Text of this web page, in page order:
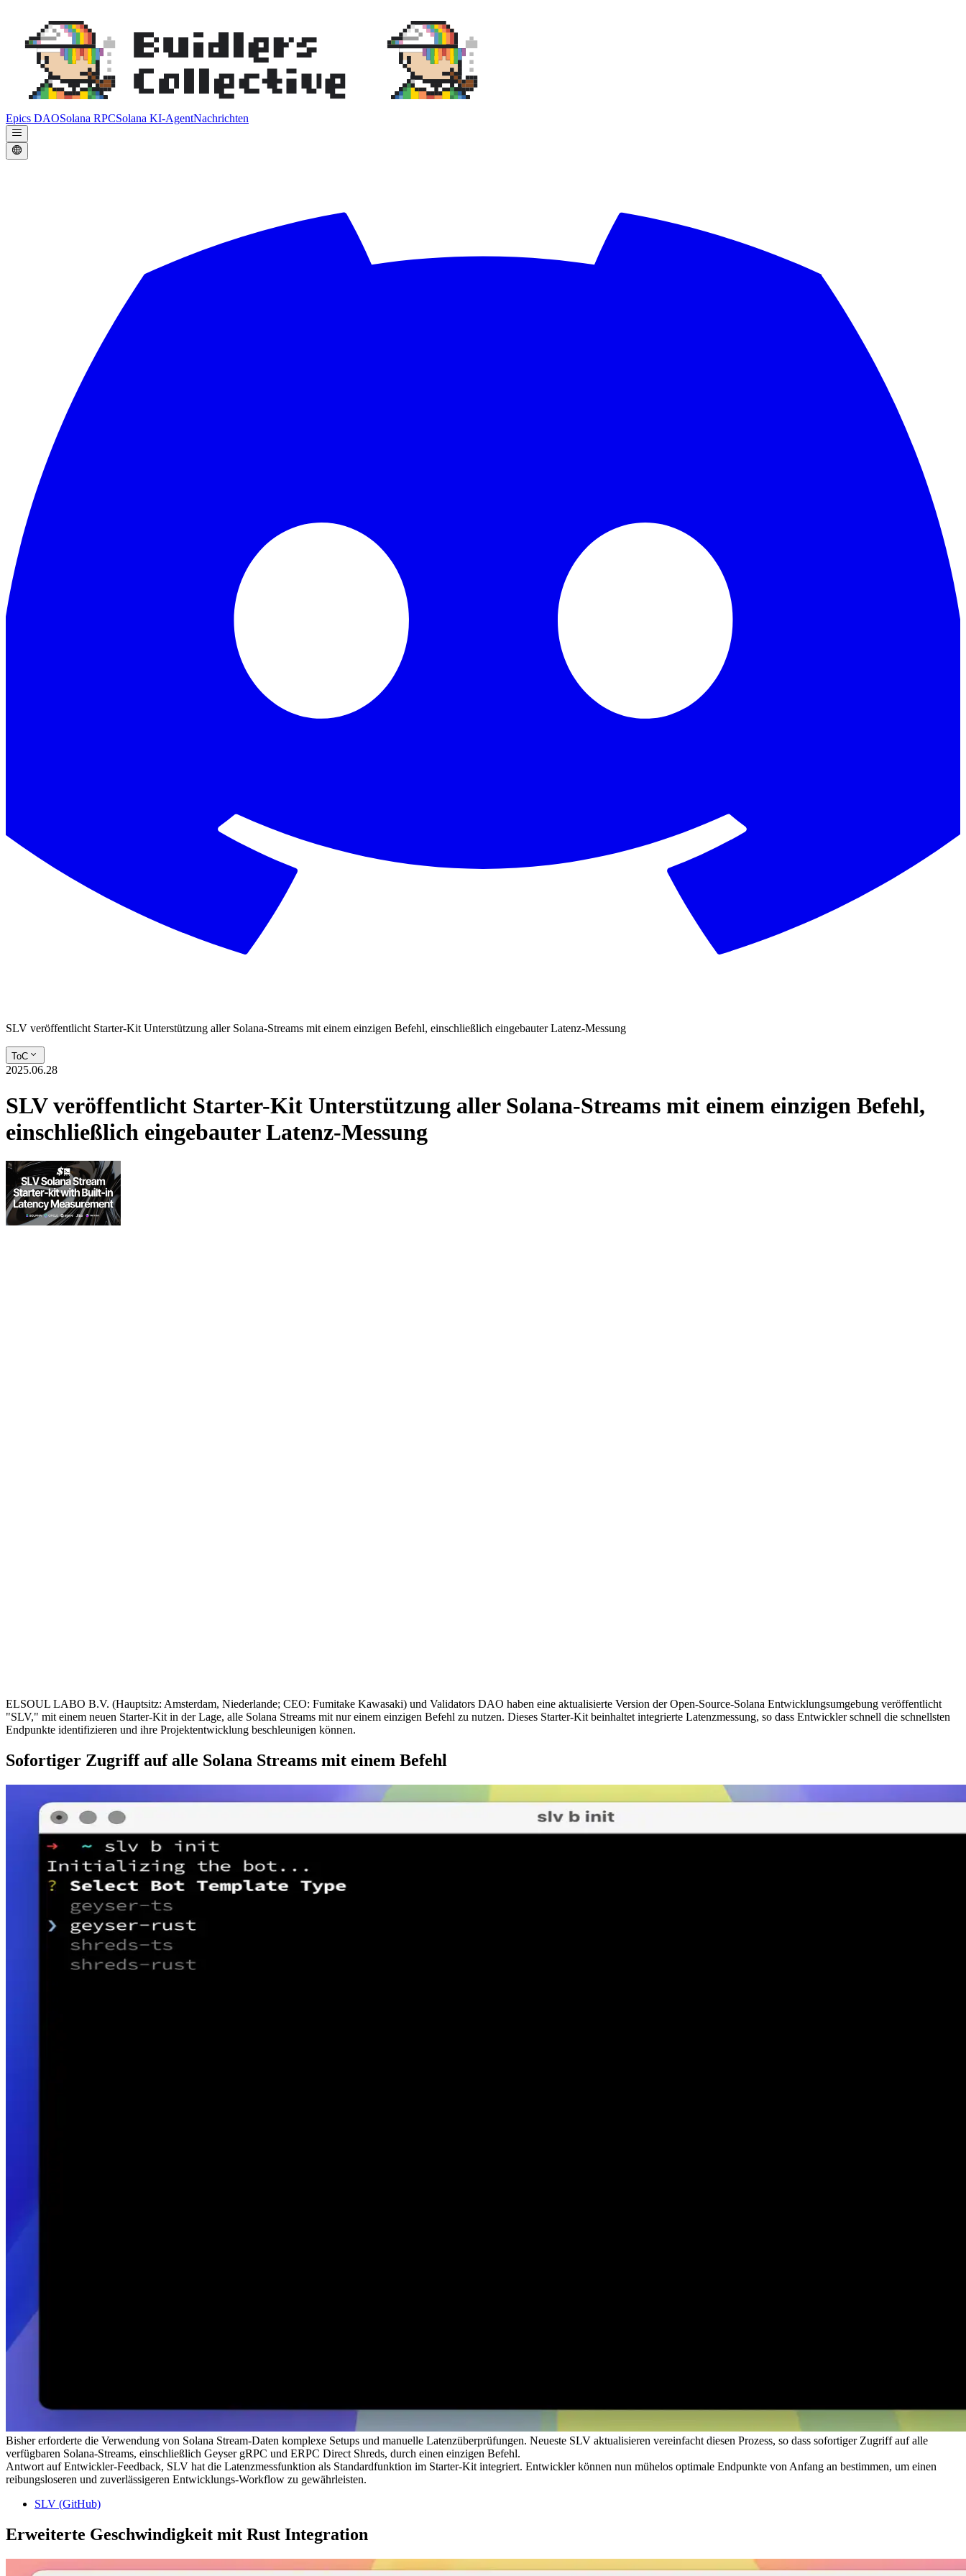
Epics DAOSolana RPCSolana KI-AgentNachrichten
SLV veröffentlicht Starter-Kit Unterstützung aller Solana-Streams mit einem einzigen Befehl, einschließlich eingebauter Latenz-Messung
ToC
2025.06.28
SLV veröffentlicht Starter-Kit Unterstützung aller Solana-Streams mit einem einzigen Befehl,
einschließlich eingebauter Latenz-Messung
ELSOUL LABO B.V. (Hauptsitz: Amsterdam, Niederlande; CEO: Fumitake Kawasaki) und Validators DAO haben eine aktualisierte Version der Open-Source-Solana Entwicklungsumgebung veröffentlicht
"SLV," mit einem neuen Starter-Kit in der Lage, alle Solana Streams mit nur einem einzigen Befehl zu nutzen. Dieses Starter-Kit beinhaltet integrierte Latenzmessung, so dass Entwickler schnell die schnellsten
Endpunkte identifizieren und ihre Projektentwicklung beschleunigen können.
Sofortiger Zugriff auf alle Solana Streams mit einem Befehl
Bisher erforderte die Verwendung von Solana Stream-Daten komplexe Setups und manuelle Latenzüberprüfungen. Neueste SLV aktualisieren vereinfacht diesen Prozess, so dass sofortiger Zugriff auf alle
verfügbaren Solana-Streams, einschließlich Geyser gRPC und ERPC Direct Shreds, durch einen einzigen Befehl.
Antwort auf Entwickler-Feedback, SLV hat die Latenzmessfunktion als Standardfunktion im Starter-Kit integriert. Entwickler können nun mühelos optimale Endpunkte von Anfang an bestimmen, um einen
reibungsloseren und zuverlässigeren Entwicklungs-Workflow zu gewährleisten.
SLV (GitHub)
Erweiterte Geschwindigkeit mit Rust Integration